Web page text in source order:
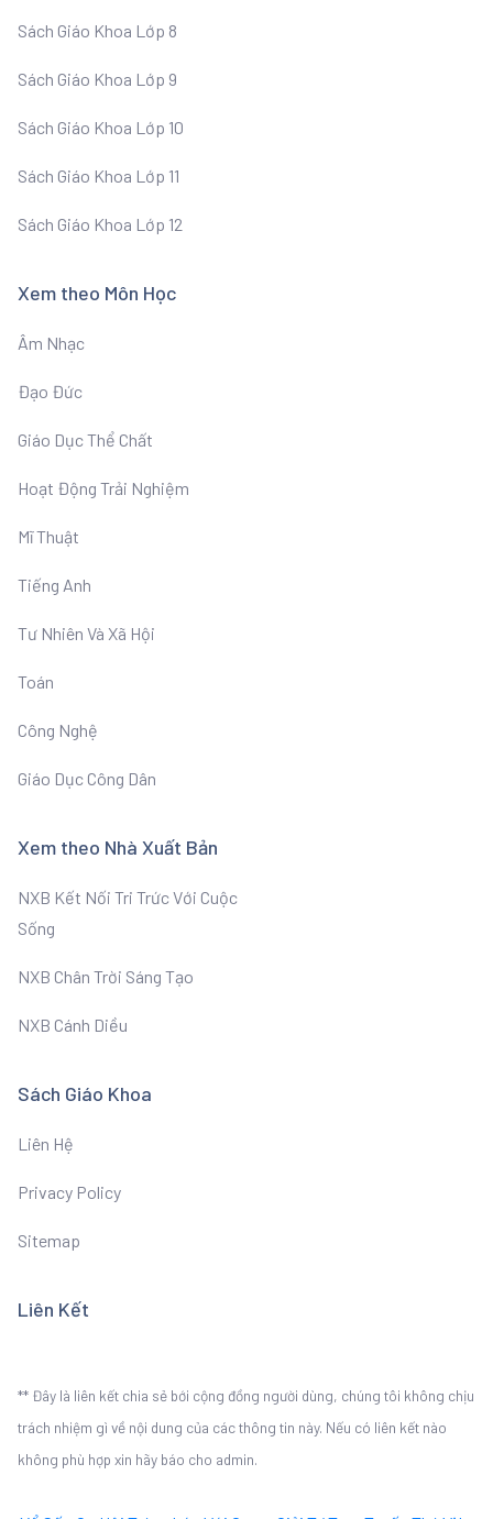
Sách Giáo Khoa Lớp 8
Sách Giáo Khoa Lớp 9
Sách Giáo Khoa Lớp 10
Sách Giáo Khoa Lớp 11
Sách Giáo Khoa Lớp 12
Xem theo Môn Học
Âm Nhạc
Đạo Đức
Giáo Dục Thể Chất
Hoạt Động Trải Nghiệm
Mĩ Thuật
Tiếng Anh
Tư Nhiên Và Xã Hội
Toán
Công Nghệ
Giáo Dục Công Dân
Xem theo Nhà Xuất Bản
NXB Kết Nối Tri Trức Với Cuộc
Sống
NXB Chân Trời Sáng Tạo
NXB Cánh Diều
Sách Giáo Khoa
Liên Hệ
Privacy Policy
Sitemap
Liên Kết
** Đây là liên kết chia sẻ bới cộng đồng người dùng, chúng tôi không chịu
trách nhiệm gì về nội dung của các thông tin này. Nếu có liên kết nào
không phù hợp xin hãy báo cho admin.